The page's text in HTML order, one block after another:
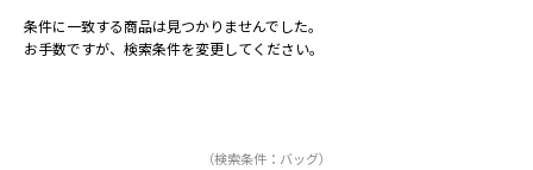
条件に一致する商品は見つかりませんでした。
お手数ですが、検索条件を変更してください。
（検索条件：バッグ）